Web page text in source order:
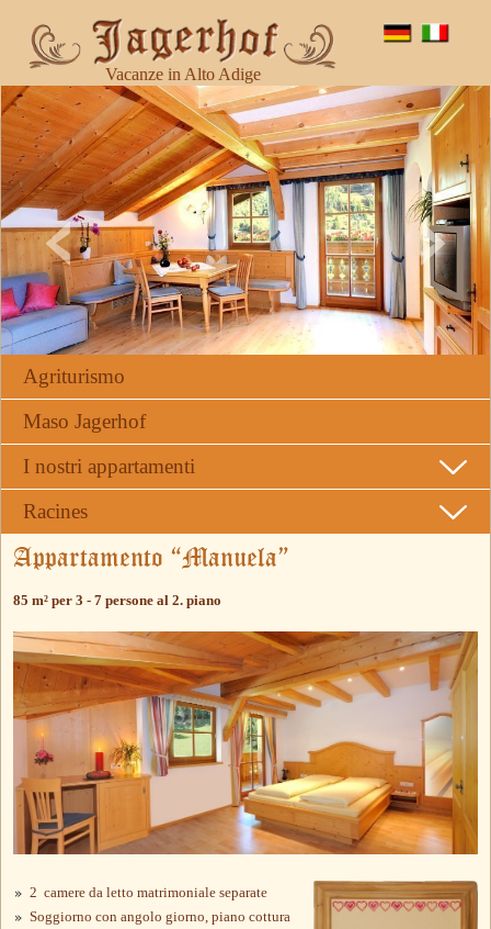
Vacanze in Alto Adige
Agriturismo
Maso Jagerhof
I nostri appartamenti
Racines
Appartamento “Manuela”
85 m² per 3 - 7 persone al 2. piano
2 camere da letto matrimoniale separate
Soggiorno con angolo giorno, piano cottura